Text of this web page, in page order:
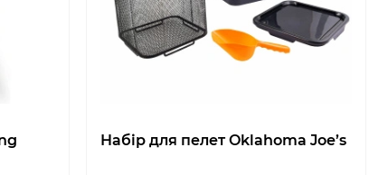
Набір для пелет Oklahoma Joe’s